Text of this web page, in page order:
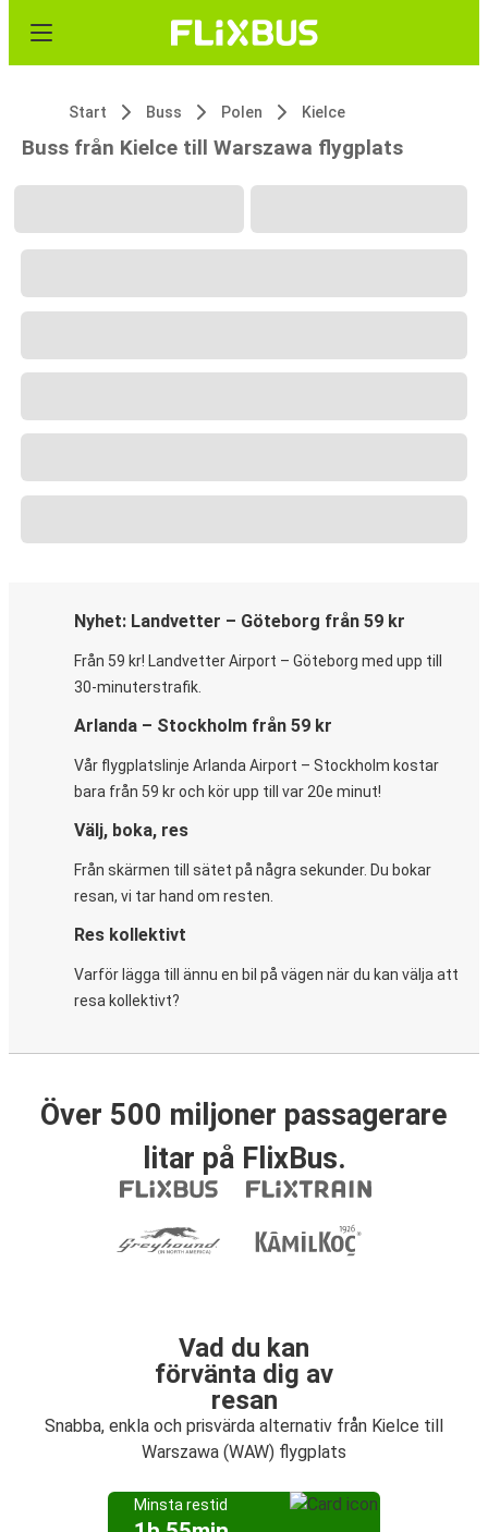
Start Buss Polen Kielce
Buss från Kielce till Warszawa flygplats
Nyhet: Landvetter – Göteborg från 59 kr
Från 59 kr! Landvetter Airport – Göteborg med upp till
30-minuterstrafik.
Arlanda – Stockholm från 59 kr
Vår flygplatslinje Arlanda Airport – Stockholm kostar
bara från 59 kr och kör upp till var 20e minut!
Välj, boka, res
Från skärmen till sätet på några sekunder. Du bokar
resan, vi tar hand om resten.
Res kollektivt
Varför lägga till ännu en bil på vägen när du kan välja att
resa kollektivt?
Över 500 miljoner passagerare
litar på FlixBus.
Vad du kan
förvänta dig av
resan
Snabba, enkla och prisvärda alternativ från Kielce till
Warszawa (WAW) flygplats
Minsta restid